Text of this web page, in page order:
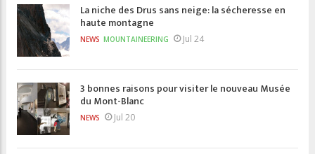
La niche des Drus sans neige: la sécheresse en
haute montagne
NEWS MOUNTAINEERING Jul 24
3 bonnes raisons pour visiter le nouveau Musée
du Mont-Blanc
NEWS Jul 20